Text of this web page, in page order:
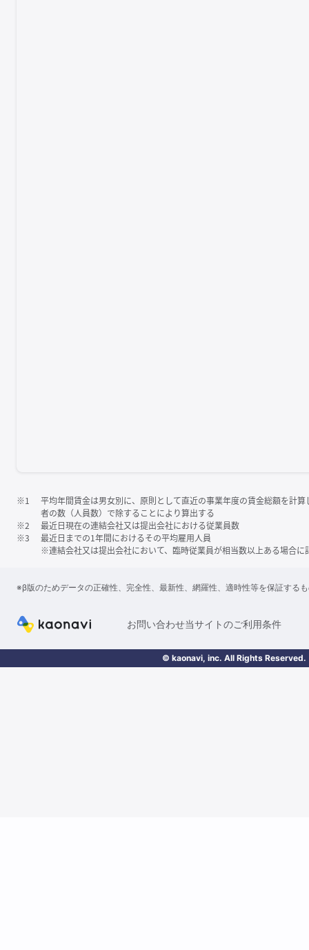
※1
平均年間賃金は男女別に、原則として直近の事業年度の賃金総額を計
者の数（人員数）で除することにより算出する
※2
最近日現在の連結会社又は提出会社における従業員数
※3
最近日までの1年間におけるその平均雇用人員
※連結会社又は提出会社において、臨時従業員が相当数以上ある場合に
※β版のためデータの正確性、完全性、最新性、網羅性、適時性等を保証する
お問い合わせ当サイトのご利用条件
© kaonavi, inc. All Rights Reserved.